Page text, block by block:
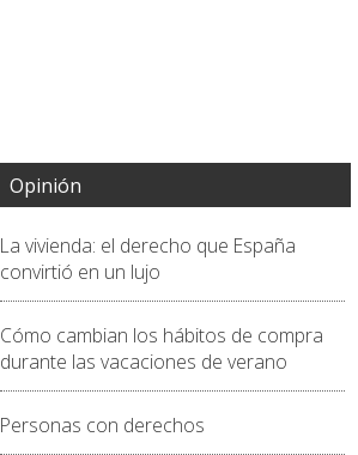
Opinión
La vivienda: el derecho que España
convirtió en un lujo
Cómo cambian los hábitos de compra
durante las vacaciones de verano
Personas con derechos